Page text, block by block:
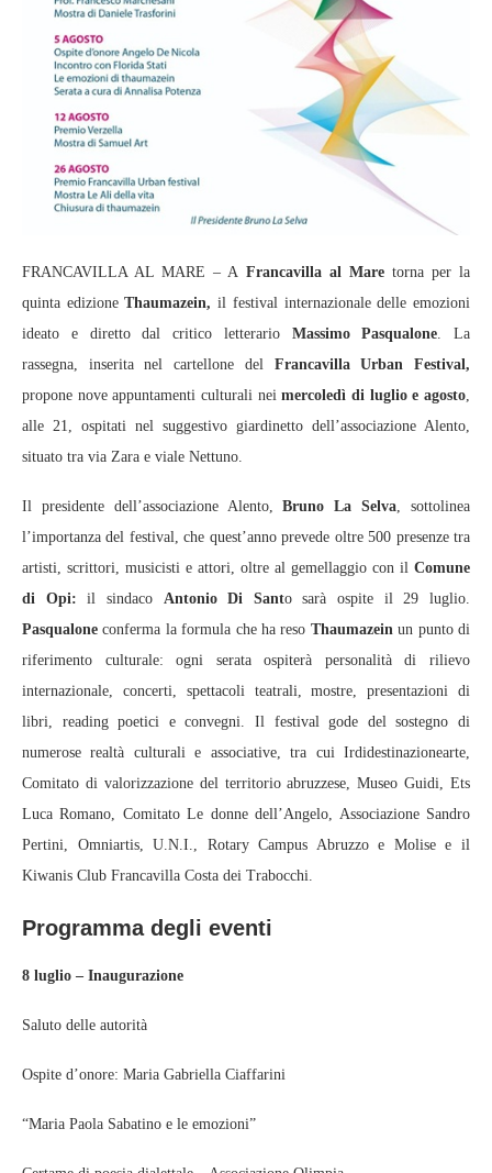
FRANCAVILLA AL MARE – A Francavilla al Maretorna per la
quinta edizioneThaumazein, il festival internazionale delle emozioni
ideato e diretto dal critico letterario Massimo Pasqualone . La
rassegna, inserita nel cartellone del Francavilla Urban Festival,
propone nove appuntamenti culturali neimercoledì di luglio e agosto
alle 21, ospitati nel suggestivo giardinetto dell’associazione Alento,
situato tra via Zara e viale Nettuno.
Il presidente dell’associazione Alento, Bruno La Selva , sottolinea
l’importanza del festival, che quest’anno prevede oltre 500 presenze tra
artisti, scrittori, musicisti e attori, oltre al gemellaggio con il Comune
di Opi: il sindaco Antonio Di Santo sarà ospite il 29 luglio.
Pasqualone conferma la formula che ha reso Thaumazein un punto di
riferimento culturale: ogni serata ospiterà personalità di rilievo
internazionale, concerti, spettacoli teatrali, mostre, presentazioni di
libri, reading poetici e convegni. Il festival gode del sostegno di
numerose realtà culturali e associative, tra cui Irdidestinazionearte,
Comitato di valorizzazione del territorio abruzzese, Museo Guidi, Ets
Luca Romano, Comitato Le donne dell’Angelo, Associazione Sandro
Pertini, Omniartis, U.N.I., Rotary Campus Abruzzo e Molise e il
Kiwanis Club Francavilla Costa dei Trabocchi.
Programma degli eventi
8 luglio – Inaugurazione
Saluto delle autorità
Ospite d’onore: Maria Gabriella Ciaffarini
“Maria Paola Sabatino e le emozioni”